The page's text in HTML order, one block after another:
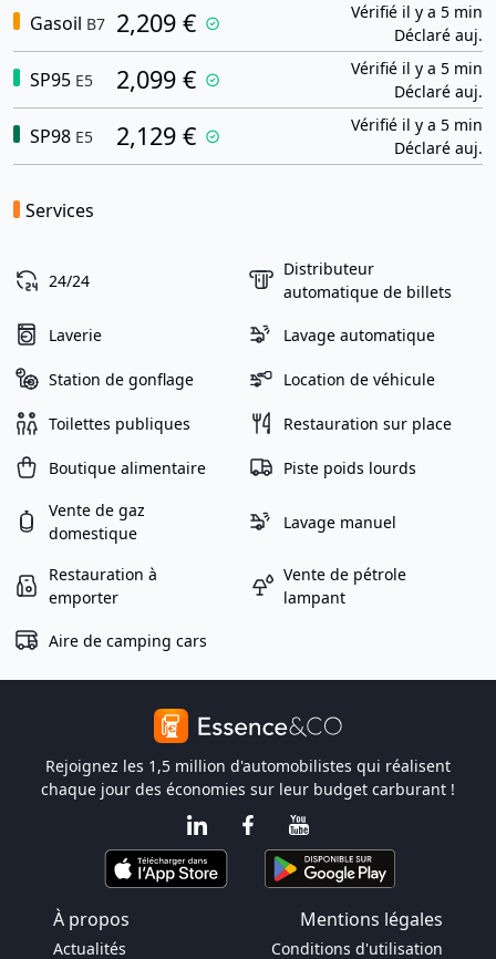
Gasoil B7 2,209 €
Vérifié il y a 5 min
Déclaré auj.
SP95 E5 2,099 €
Vérifié il y a 5 min
Déclaré auj.
SP98 E5 2,129 €
Vérifié il y a 5 min
Déclaré auj.
Services
24/24
Distributeur
automatique de billets
Laverie Lavage automatique
Station de gonflage Location de véhicule
Toilettes publiques Restauration sur place
Boutique alimentaire Piste poids lourds
Vente de gaz
domestique
Lavage manuel
Restauration à
emporter
Vente de pétrole
lampant
Aire de camping cars
Rejoignez les 1,5 million d'automobilistes qui réalisent
chaque jour des économies sur leur budget carburant !
À propos Mentions légales
Actualités Conditions d'utilisation